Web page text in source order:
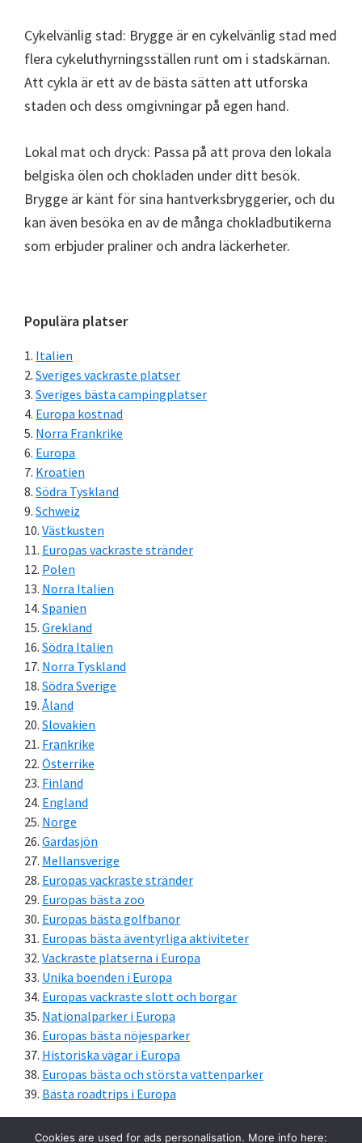
Cykelvänlig stad: Brygge är en cykelvänlig stad med
flera cykeluthyrningsställen runt om i stadskärnan.
Att cykla är ett av de bästa sätten att utforska
staden och dess omgivningar på egen hand.
Lokal mat och dryck: Passa på att prova den lokala
belgiska ölen och chokladen under ditt besök.
Brygge är känt för sina hantverksbryggerier, och du
kan även besöka en av de många chokladbutikerna
som erbjuder praliner och andra läckerheter.
Primärt
sidofält
Populära platser
Italien
Sveriges vackraste platser
Sveriges bästa campingplatser
Europa kostnad
Norra Frankrike
Europa
Kroatien
Södra Tyskland
Schweiz
Västkusten
Europas vackraste stränder
Polen
Norra Italien
Spanien
Grekland
Södra Italien
Norra Tyskland
Södra Sverige
Åland
Slovakien
Frankrike
Österrike
Finland
England
Norge
Gardasjön
Mellansverige
Europas vackraste stränder
Europas bästa zoo
Europas bästa golfbanor
Europas bästa äventyrliga aktiviteter
Vackraste platserna i Europa
Unika boenden i Europa
Europas vackraste slott och borgar
Nationalparker i Europa
Europas bästa nöjesparker
Historiska vägar i Europa
Europas bästa och största vattenparker
Bästa roadtrips i Europa
Cookies are used for ads personalisation. More info here: